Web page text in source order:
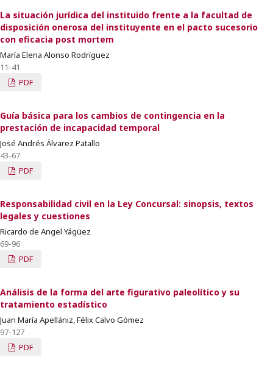
La situación jurídica del instituido frente a la facultad de
disposición onerosa del instituyente en el pacto sucesorio
con eficacia post mortem
María Elena Alonso Rodríguez
11-41
PDF
Guía básica para los cambios de contingencia en la
prestación de incapacidad temporal
José Andrés Álvarez Patallo
43-67
PDF
Responsabilidad civil en la Ley Concursal: sinopsis, textos
legales y cuestiones
Ricardo de Angel Yágüez
69-96
PDF
Análisis de la forma del arte figurativo paleolítico y su
tratamiento estadístico
Juan María Apellániz, Félix Calvo Gómez
97-127
PDF